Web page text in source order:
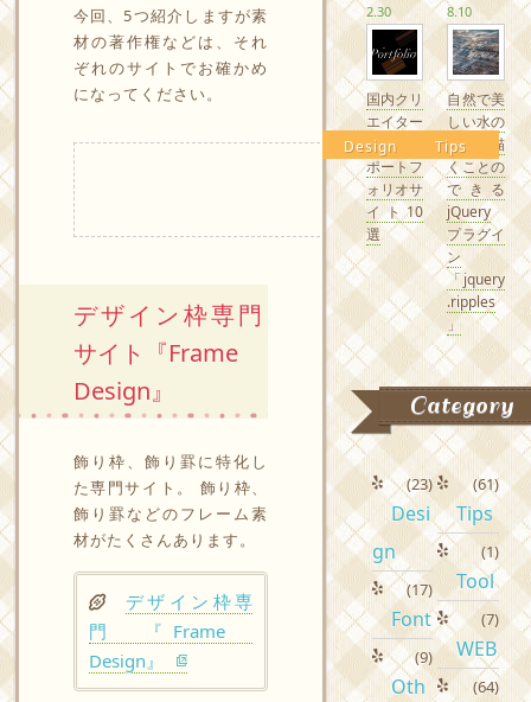
今回、5つ紹介しますが素
材の著作権などは、それ
ぞれのサイトでお確かめ
になってください。
デザイン枠専門
サイト『Frame
Design』
飾り枠、飾り罫に特化し
た専門サイト。 飾り枠、
飾り罫などのフレーム素
材がたくさんあります。
デザイン枠専
門 『Frame
Design』
2.30
Design
国内クリ
エイター
の素敵な
ポートフ
ォリオサ
イト10
選
8.10
Tips
自然で美
しい水の
波紋を描
くことの
できる
jQuery
プラグイ
ン
「jquery
.ripples
」
Category
Desi
gn
(23)
Font
(17)
Oth
(9)
Tips
(61)
Tool
(1)
WEB
(7)
(64)